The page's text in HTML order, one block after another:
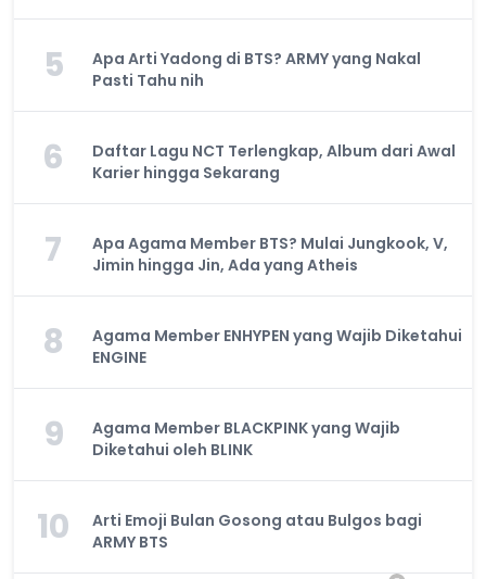
5
Apa Arti Yadong di BTS? ARMY yang Nakal
Pasti Tahu nih
6
Daftar Lagu NCT Terlengkap, Album dari Awal
Karier hingga Sekarang
7
Apa Agama Member BTS? Mulai Jungkook, V,
Jimin hingga Jin, Ada yang Atheis
8
Agama Member ENHYPEN yang Wajib Diketahui
ENGINE
9
Agama Member BLACKPINK yang Wajib
Diketahui oleh BLINK
10
Arti Emoji Bulan Gosong atau Bulgos bagi
ARMY BTS